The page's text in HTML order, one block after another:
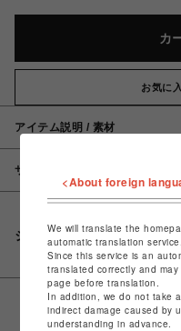
カ
お気に
アイテム説明 / 素材
サイズ
シェアする
<About foreign
We will translate the
automatic translation service.
Since this service is an
translated correctly and
page before translation.
In addition, we do not take
indirect damage caused by
understanding in advance.